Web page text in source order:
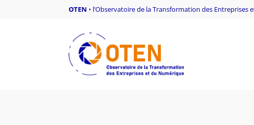
OTEN • l’Observatoire de la Transformation des Entreprises